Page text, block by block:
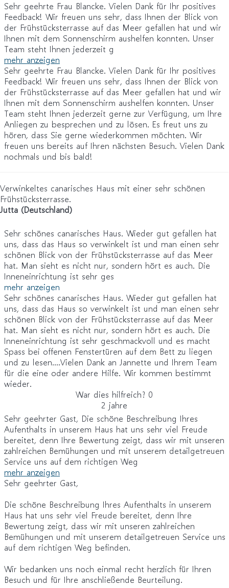
Sehr geehrte Frau Blancke. Vielen Dank für Ihr positives
Feedback! Wir freuen uns sehr, dass Ihnen der Blick von
der Frühstücksterrasse auf das Meer gefallen hat und wir
Ihnen mit dem Sonnenschirm aushelfen konnten. Unser
Team steht Ihnen jederzeit g
mehr anzeigen
Sehr geehrte Frau Blancke. Vielen Dank für Ihr positives
Feedback! Wir freuen uns sehr, dass Ihnen der Blick von
der Frühstücksterrasse auf das Meer gefallen hat und wir
Ihnen mit dem Sonnenschirm aushelfen konnten. Unser
Team steht Ihnen jederzeit gerne zur Verfügung, um Ihre
Anliegen zu besprechen und zu lösen. Es freut uns zu
hören, dass Sie gerne wiederkommen möchten. Wir
freuen uns bereits auf Ihren nächsten Besuch. Vielen Dank
nochmals und bis bald!
Verwinkeltes canarisches Haus mit einer sehr schönen
Frühstücksterrasse.
Jutta (Deutschland)
Sehr schönes canarisches Haus. Wieder gut gefallen hat
uns, dass das Haus so verwinkelt ist und man einen sehr
schönen Blick von der Frühstücksterrasse auf das Meer
hat. Man sieht es nicht nur, sondern hört es auch. Die
Inneneinrichtung ist sehr ges
mehr anzeigen
Sehr schönes canarisches Haus. Wieder gut gefallen hat
uns, dass das Haus so verwinkelt ist und man einen sehr
schönen Blick von der Frühstücksterrasse auf das Meer
hat. Man sieht es nicht nur, sondern hört es auch. Die
Inneneinrichtung ist sehr geschmackvoll und es macht
Spass bei offenen Fenstertüren auf dem Bett zu liegen
und zu lesen....Vielen Dank an Jannette und Ihrem Team
für die eine oder andere Hilfe. Wir kommen bestimmt
wieder.
War dies hilfreich? 0
2 jahre
Sehr geehrter Gast, Die schöne Beschreibung Ihres
Aufenthalts in unserem Haus hat uns sehr viel Freude
bereitet, denn Ihre Bewertung zeigt, dass wir mit unseren
zahlreichen Bemühungen und mit unserem detailgetreuen
Service uns auf dem richtigen Weg
mehr anzeigen
Sehr geehrter Gast,
Die schöne Beschreibung Ihres Aufenthalts in unserem
Haus hat uns sehr viel Freude bereitet, denn Ihre
Bewertung zeigt, dass wir mit unseren zahlreichen
Bemühungen und mit unserem detailgetreuen Service uns
auf dem richtigen Weg befinden.
Wir bedanken uns noch einmal recht herzlich für Ihren
Besuch und für Ihre anschließende Beurteilung.